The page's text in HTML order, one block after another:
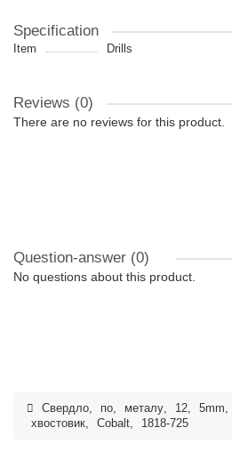
Specification
Item Drills
Reviews (0)
There are no reviews for this product.
Question-answer (0)
No questions about this product.
Свердло, по, металу, 12, 5mm,
хвостовик, Cobalt, 1818-725